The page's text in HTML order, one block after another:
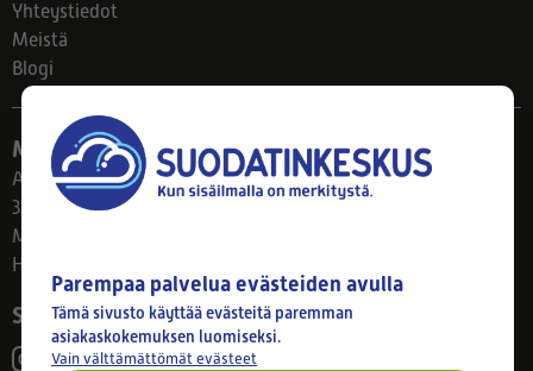
Yhteystiedot
Meistä
Blogi
Myymälä
Ahlmanintie 61
33800 Tampere
Ma–Pe 8–17
Huom! Myymälän poikkeusaukiolot: 27.7.-21.8. klo 8-16
Seuraa meitä
Parempaa palvelua evästeiden avulla
Tämä sivusto käyttää evästeitä paremman
asiakaskokemuksen luomiseksi.
Vain välttämättömät evästeet